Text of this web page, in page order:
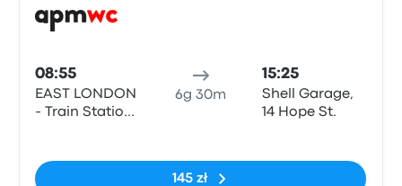
08:55
EAST LONDON
- Train Station,
Quigney
6g 30m
15:25
Shell Garage,
14 Hope St.
145 zł